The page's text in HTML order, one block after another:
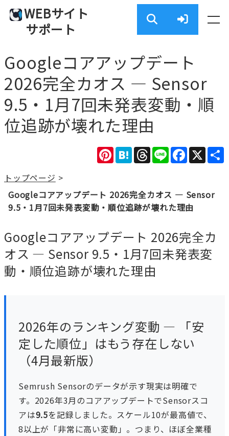
WEBサイト
サポート
Googleコアアップデート
2026完全カオス — Sensor
9.5・1月7回未発表変動・順
位追跡が壊れた理由
X
Facebook
Line
Threads
Hatena
Pinterest
トップページ >
Googleコアアップデート 2026完全カオス — Sensor
9.5・1月7回未発表変動・順位追跡が壊れた理由
Googleコアアップデート 2026完全カ
オス — Sensor 9.5・1月7回未発表変
動・順位追跡が壊れた理由
2026年のランキング変動 — 「安
定した順位」はもう存在しない
（4月最新版）
Semrush Sensorのデータが示す現実は明確で
す。2026年3月のコアアップデートでSensorスコ
アは9.5を記録しました。スケール10が最高値で、
8以上が「非常に高い変動」。つまり、ほぼ全業種